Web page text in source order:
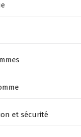
et sécurité